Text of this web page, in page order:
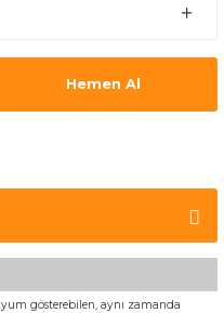
Hemen Al
gösterebilen, aynı zamanda